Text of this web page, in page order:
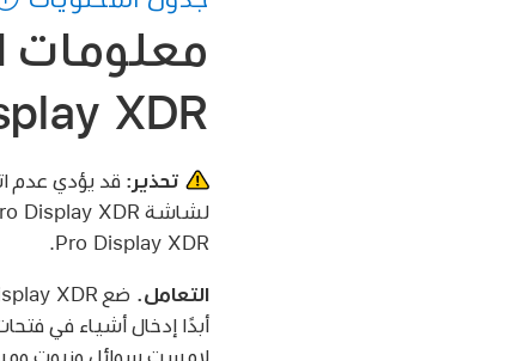
معلومات
XDR
تحذير: قد يؤدي عدم
Pro Display XDR.
التعامل.